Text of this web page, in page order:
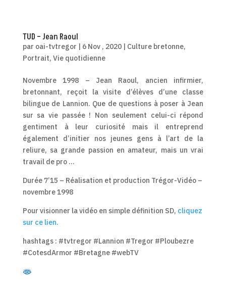
TUD – Jean Raoul
par oai-tvtregor | 6 Nov , 2020| Culture bretonne,
Portrait, Vie quotidienne
Novembre 1998 – Jean Raoul, ancien infirmier,
bretonnant, reçoit la visite d’élèves d’une classe
bilingue de Lannion. Que de questions à poser à Jean
sur sa vie passée ! Non seulement celui-ci répond
gentiment à leur curiosité mais il entreprend
également d’initier nos jeunes gens à l’art de la
reliure, sa grande passion en amateur, mais un vrai
travail de pro …
Durée 7’15 – Réalisation et production Trégor-Vidéo –
novembre 1998
Pour visionner la vidéo en simple définition SD, cliquez
sur ce lien.
hashtags : #tvtregor #Lannion #Tregor #Ploubezre
#CotesdArmor #Bretagne #webTV